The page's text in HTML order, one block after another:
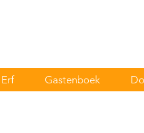
Erf Gastenboek